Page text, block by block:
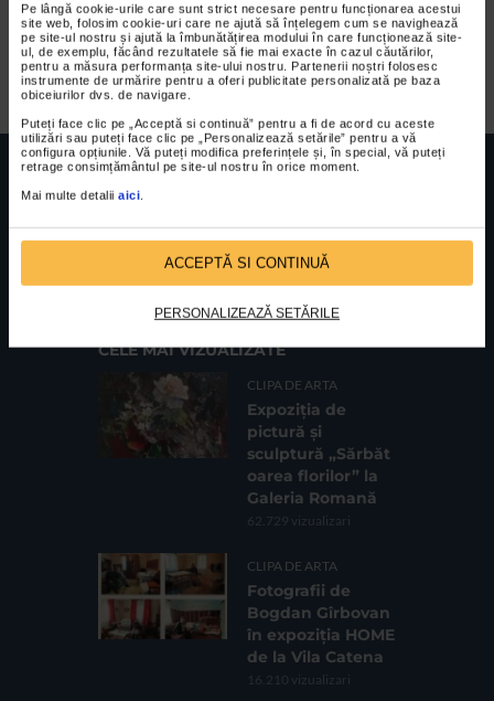
Pe lângă cookie-urile care sunt strict necesare pentru funcționarea acestui
site web, folosim cookie-uri care ne ajută să înțelegem cum se navighează
pe site-ul nostru și ajută la îmbunătățirea modului în care funcționează site-
ul, de exemplu, făcând rezultatele să fie mai exacte în cazul căutărilor,
pentru a măsura performanța site-ului nostru. Partenerii noștri folosesc
instrumente de urmărire pentru a oferi publicitate personalizată pe baza
obiceiurilor dvs. de navigare.
Puteți face clic pe „Acceptă si continuă” pentru a fi de acord cu aceste
utilizări sau puteți face clic pe „Personalizează setările” pentru a vă
configura opțiunile. Vă puteți modifica preferințele și, în special, vă puteți
retrage consimțământul pe site-ul nostru în orice moment.
Mai multe detalii aici
ACCEPTĂ SI CONTINUĂ
PERSONALIZEAZĂ SETĂRILE
Medi Wechsler Dinu – Sa nu
uram niciodata pe nimeni!
Cod fiscal: 9164384Sediu social: Str. Delfinului, Nr. 6, parter Bl. 42,
CELE MAI VIZUALIZATE
CLIPA DE ARTA
Expoziția de
pictură și
sculptură „Sărbăt
oarea florilor” la
Galeria Romană
62.729 vizualizari
CLIPA DE ARTA
Fotografii de
Bogdan Gîrbovan
în expoziția HOME
de la Vila Catena
16.210 vizualizari